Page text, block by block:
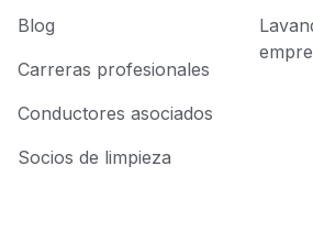
Blog
Carreras profesionales
Conductores asociados
Socios de limpieza